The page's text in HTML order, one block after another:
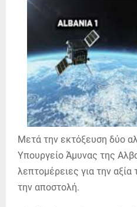
Μετά την εκτόξευση δύο
Υπουργείο Άμυνας της
λεπτομέρειες για την αξία
την αποστολή.